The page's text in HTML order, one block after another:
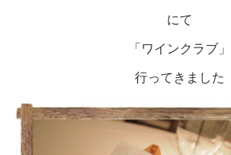
にて
「ワインクラブ」
行ってきました